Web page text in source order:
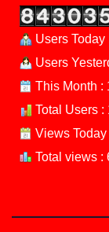
Users Today
Users
This Month :
Total Users :
Views Today
Total views :